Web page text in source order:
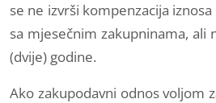
se ne izvrši kompenzacija
sa mjesečnim zakupninama, ali
(dvije) godine.
Ako zakupodavni odnos voljom